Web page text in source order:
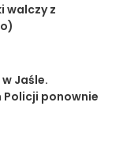
walczy z
w Jaśle.
Policji ponownie